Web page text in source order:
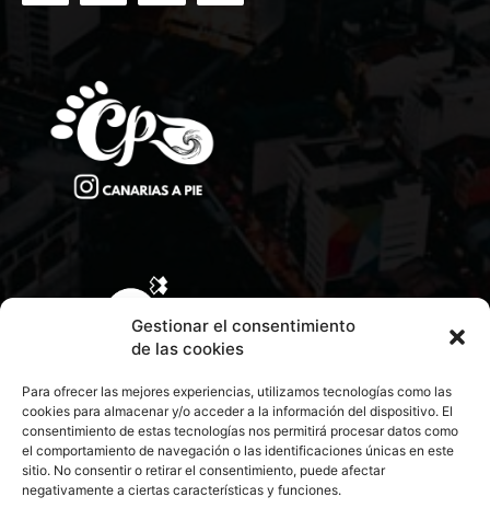
Gestionar el consentimiento
de las cookies
Para ofrecer las mejores experiencias, utilizamos tecnologías como las
cookies para almacenar y/o acceder a la información del dispositivo. El
consentimiento de estas tecnologías nos permitirá procesar datos como
el comportamiento de navegación o las identificaciones únicas en este
sitio. No consentir o retirar el consentimiento, puede afectar
negativamente a ciertas características y funciones.
CONTACTA CON NOSOTROS